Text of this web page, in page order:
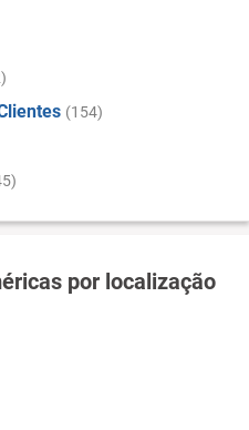
(154)
por localização